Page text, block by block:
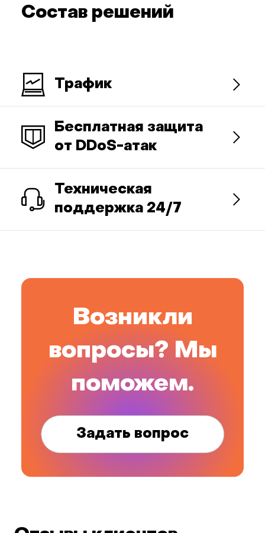
Состав решений
Трафик
Бесплатная защита
от DDoS-атак
Техническая
поддержка 24/7
Возникли
вопросы? Мы
поможем.
Задать вопрос